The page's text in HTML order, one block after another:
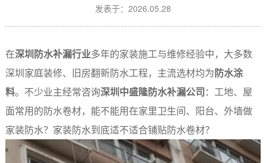
发表于：2026.05.28
在深圳防水补漏行业多年的家装施工与维修经验中，大多数
深圳家庭装修、旧房翻新防水工程，主流选材均为防水涂
料。不少业主经常咨询深圳中盛隆防水补漏公司：工地、屋
面常用的防水卷材，能不能用在家里卫生间、阳台、外墙做
家装防水？家装防水到底适不适合铺贴防水卷材？